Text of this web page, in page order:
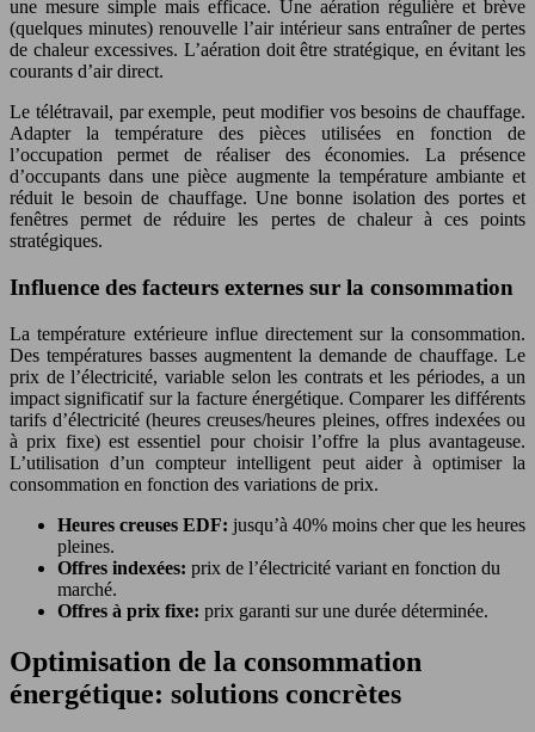
une mesure simple mais efficace. Une aération régulière et brève
(quelques minutes) renouvelle l’air intérieur sans entraîner de pertes
de chaleur excessives. L’aération doit être stratégique, en évitant les
courants d’air direct.
Le télétravail, par exemple, peut modifier vos besoins de chauffage.
Adapter la température des pièces utilisées en fonction de
l’occupation permet de réaliser des économies. La présence
d’occupants dans une pièce augmente la température ambiante et
réduit le besoin de chauffage. Une bonne isolation des portes et
fenêtres permet de réduire les pertes de chaleur à ces points
stratégiques.
Influence des facteurs externes sur la consommation
La température extérieure influe directement sur la consommation.
Des températures basses augmentent la demande de chauffage. Le
prix de l’électricité, variable selon les contrats et les périodes, a un
impact significatif sur la facture énergétique. Comparer les différents
tarifs d’électricité (heures creuses/heures pleines, offres indexées ou
à prix fixe) est essentiel pour choisir l’offre la plus avantageuse.
L’utilisation d’un compteur intelligent peut aider à optimiser la
consommation en fonction des variations de prix.
Heures creuses EDF: jusqu’à 40% moins cher que les heures
pleines.
Offres indexées: prix de l’électricité variant en fonction du
marché.
Offres à prix fixe: prix garanti sur une durée déterminée.
Optimisation de la consommation
énergétique: solutions concrètes